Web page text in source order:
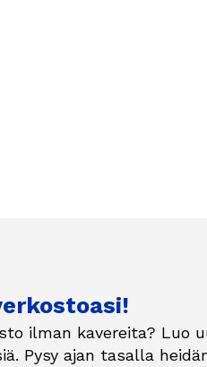
ilman kavereita? Luo
Pysy ajan tasalla